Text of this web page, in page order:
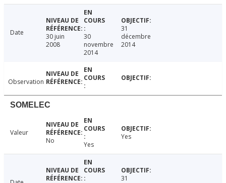
Date
30 juin
2008
30
novembre
2014
31
décembre
2014
Observation
SOMELEC
Valeur
No
Yes
Yes
31